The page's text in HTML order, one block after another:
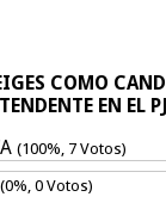
COMO
EN EL
(100%, 7 Votos)
(0%, 0 Votos)